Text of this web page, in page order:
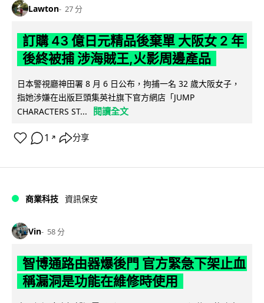
Lawton 27 分
訂購 43 億日元精品後棄單 大阪女 2 年
後終被捕 涉海賊王,火影周邊產品
日本警視廳神田署 8 月 6 日公布，拘捕一名 32 歲大阪女子，
指她涉嫌在出版巨頭集英社旗下官方網店「JUMP
CHARACTERS ST...
閱讀全文
1 ↗ 分享
商業科技 資訊保安
Vin 58 分
智博通路由器爆後門 官方緊急下架止血
稱漏洞是功能在維修時使用